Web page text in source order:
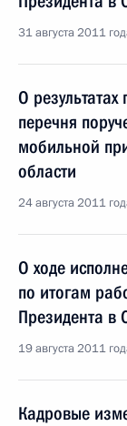
31 августа 2011
О
перечня
мобильной
области
24 августа 2011
О ходе
по итогам
Президента в
19 августа 2011
Кадровые